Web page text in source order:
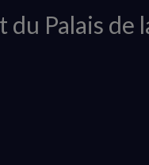
du Palais de